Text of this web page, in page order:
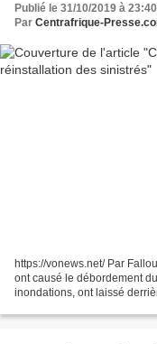
Publié le 31/10/2019 à 23:40
Par Centrafrique-
https://vonews.net/ Par
ont causé le débordement
inondations, ont laissé